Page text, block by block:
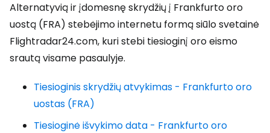
Alternatyvią ir įdomesnę skrydžių į Frankfurto oro
uostą (FRA) stebėjimo internetu formą siūlo svetainė
Flightradar24.com, kuri stebi tiesioginį oro eismo
srautą visame pasaulyje.
Tiesioginis skrydžių atvykimas - Frankfurto oro
uostas (FRA)
Tiesioginė išvykimo data - Frankfurto oro